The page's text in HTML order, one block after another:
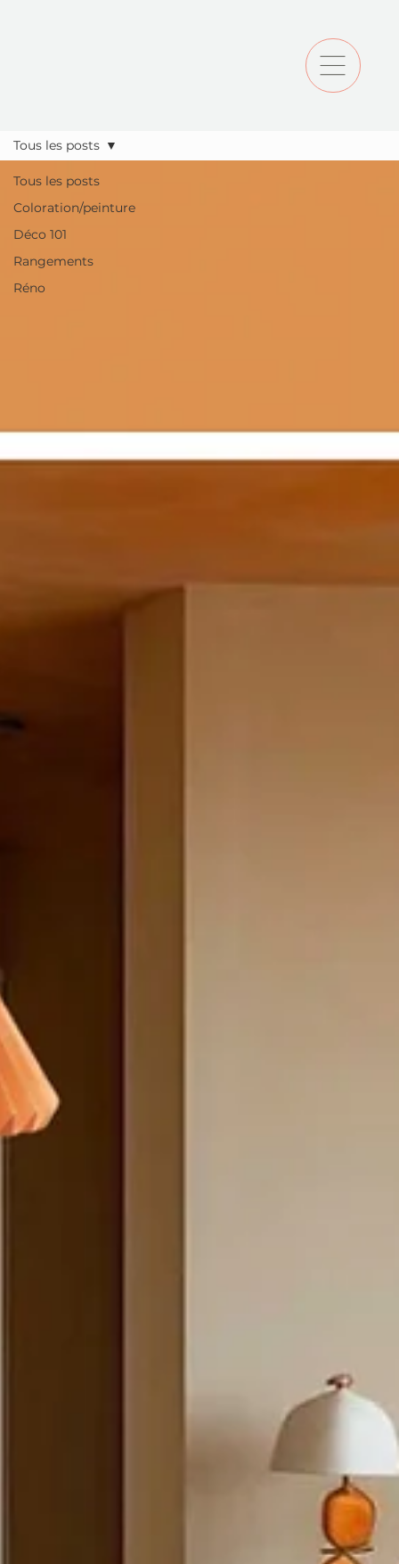
Tous les posts
Coloration/peinture
Déco 101
Rangements
Réno
Tous les posts